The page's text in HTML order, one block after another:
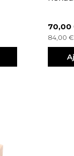
70,00
84,00 €